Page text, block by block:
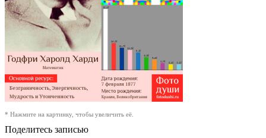
* Нажмите на картинку, чтобы увеличить её.
Поделитесь записью